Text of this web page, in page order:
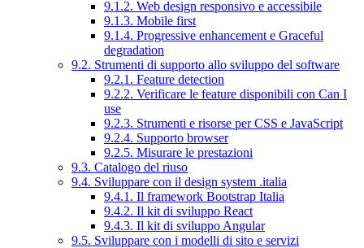
9.1.2. Web design responsivo e accessibile
9.1.3. Mobile first
9.1.4. Progressive enhancement e Graceful
degradation
9.2. Strumenti di supporto allo sviluppo del software
9.2.1. Feature detection
9.2.2. Verificare le feature disponibili con Can I
use
9.2.3. Strumenti e risorse per CSS e JavaScript
9.2.4. Supporto browser
9.2.5. Misurare le prestazioni
9.3. Catalogo del riuso
9.4. Sviluppare con il design system .italia
9.4.1. Il framework Bootstrap Italia
9.4.2. Il kit di sviluppo React
9.4.3. Il kit di sviluppo Angular
9.5. Sviluppare con i modelli di sito e servizi